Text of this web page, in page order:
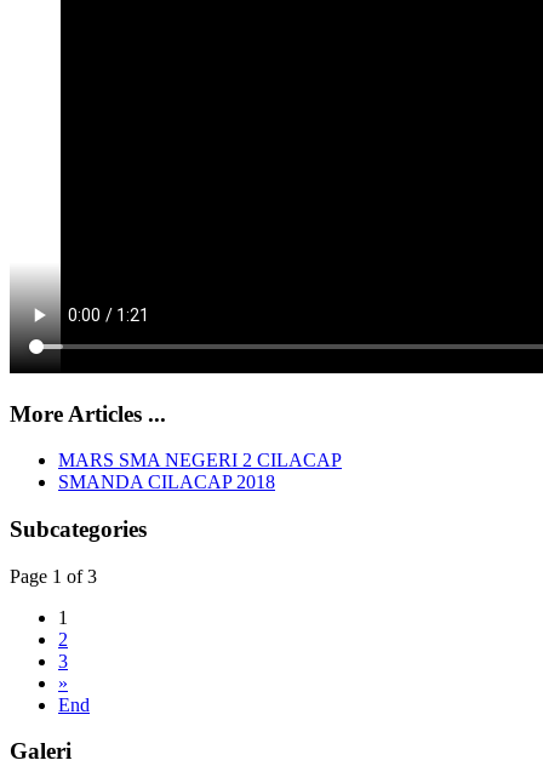
More Articles ...
MARS SMA NEGERI 2 CILACAP
SMANDA CILACAP 2018
Subcategories
Page 1 of 3
1
2
3
»
End
Galeri